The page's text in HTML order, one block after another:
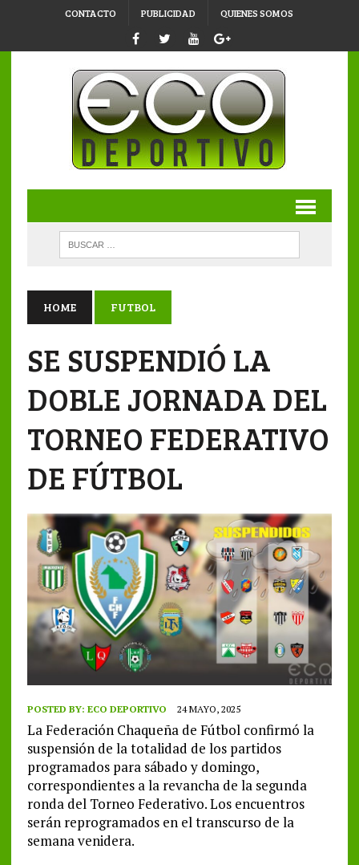
CONTACTO PUBLICIDAD QUIENES SOMOS
HOME FUTBOL
SE SUSPENDIÓ LA
DOBLE JORNADA DEL
TORNEO FEDERATIVO
DE FÚTBOL
POSTED BY: ECO DEPORTIVO 24 MAYO, 2025
La Federación Chaqueña de Fútbol confirmó la
suspensión de la totalidad de los partidos
programados para sábado y domingo,
correspondientes a la revancha de la segunda
ronda del Torneo Federativo. Los encuentros
serán reprogramados en el transcurso de la
semana venidera.